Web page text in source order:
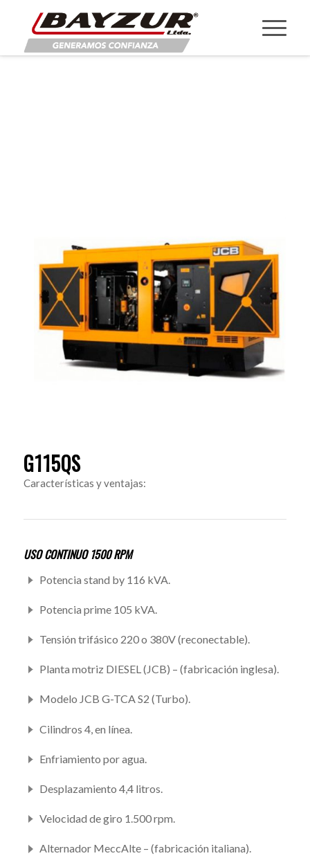
G115QS
Características y ventajas:
USO CONTINUO 1500 RPM
Potencia stand by 116 kVA.
Potencia prime 105 kVA.
Tensión trifásico 220 o 380V (reconectable).
Planta motriz DIESEL (JCB) – (fabricación inglesa).
Modelo JCB G-TCA S2 (Turbo).
Cilindros 4, en línea.
Enfriamiento por agua.
Desplazamiento 4,4 litros.
Velocidad de giro 1.500 rpm.
Alternador MeccAlte – (fabricación italiana).